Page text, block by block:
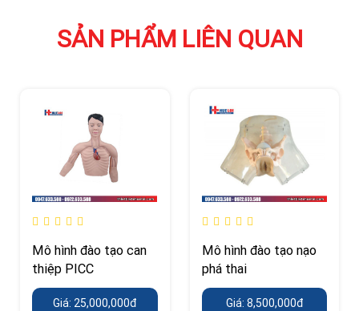
SẢN PHẨM LIÊN QUAN
Mô hình đào tạo can
thiệp PICC
Giá: 25,000,000đ
Mô hình đào tạo nạo
phá thai
Giá: 8,500,000đ